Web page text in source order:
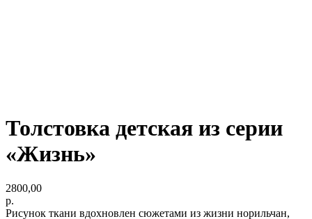
Толстовка детская из серии
«Жизнь»
2800,00
р.
Рисунок ткани вдохновлен сюжетами из жизни норильчан,